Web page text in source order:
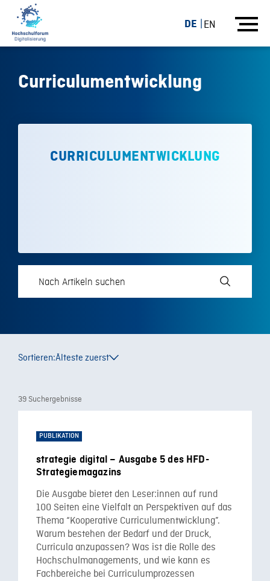
DE EN
Curriculumentwicklung
CURRICULUMENTWICKLUNG
Sortieren:Älteste zuerst
39 Suchergebnisse
PUBLIKATION
strategie digital – Ausgabe 5 des HFD-
Strategiemagazins
Die Ausgabe bietet den Leser:innen auf rund
100 Seiten eine Vielfalt an Perspektiven auf das
Thema “Kooperative Curriculumentwicklung”.
Warum bestehen der Bedarf und der Druck,
Curricula anzupassen? Was ist die Rolle des
Hochschulmanagements, und wie kann es
Fachbereiche bei Curriculumprozessen